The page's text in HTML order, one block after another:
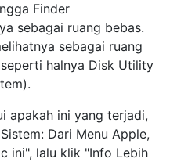
Finder
sebagai ruang bebas.
sebagai ruang
halnya Disk Utility
apakah ini yang terjadi,
Dari Menu Apple,
ini", lalu klik "Info Lebih